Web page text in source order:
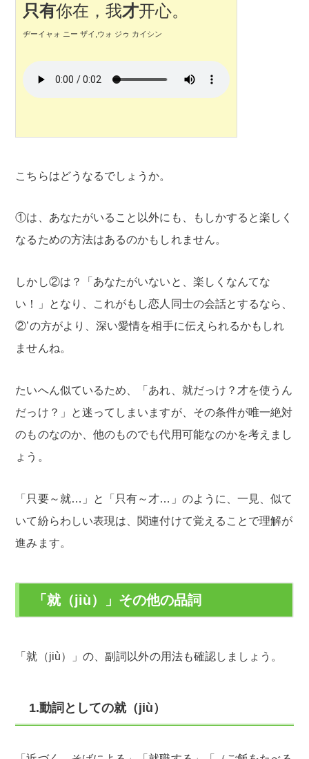
只有你在，我才开心。
ヂーイャォ ニー ザイ,ウォ ジゥ カイシン
こちらはどうなるでしょうか。
①は、あなたがいること以外にも、もしかすると楽しく
なるための方法はあるのかもしれません。
しかし②は？「あなたがいないと、楽しくなんてな
い！」となり、これがもし恋人同士の会話とするなら、
②’の方がより、深い愛情を相手に伝えられるかもしれ
ませんね。
たいへん似ているため、「あれ、就だっけ？才を使うん
だっけ？」と迷ってしまいますが、その条件が唯一絶対
のものなのか、他のものでも代用可能なのかを考えまし
ょう。
「只要～就…」と「只有～才…」のように、一見、似て
いて紛らわしい表現は、関連付けて覚えることで理解が
進みます。
「就（jiù）」その他の品詞
「就（jiù）」の、副詞以外の用法も確認しましょう。
1.動詞としての就（jiù）